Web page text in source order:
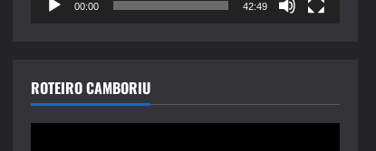
00:00 42:49
ROTEIRO CAMBORIU